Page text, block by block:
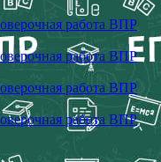
работа ВПР
работа ВПР
работа ВПР
работа ВПР